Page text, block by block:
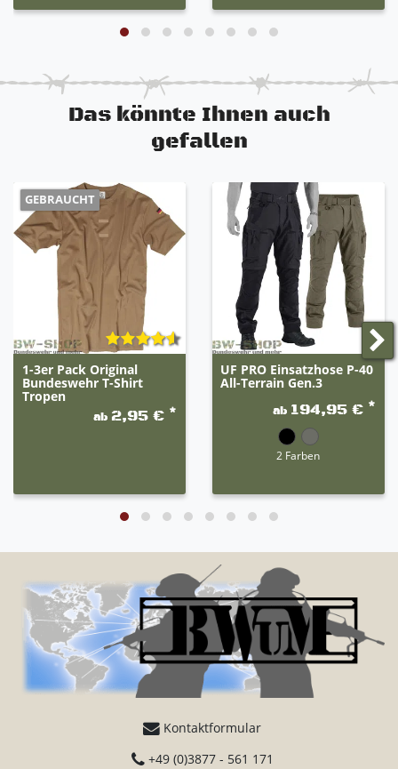
Das könnte Ihnen auch
gefallen
GEBRAUCHT
1-3er Pack Original
Bundeswehr T-Shirt
Tropen
ab 2,95 € *
UF PRO Einsatzhose P-40
All-Terrain Gen.3
ab 194,95 € *
2 Farben
Kontaktformular
+49 (0)3877 - 561 171